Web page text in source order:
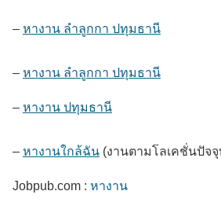
– หางาน ลำลูกกา ปทุมธานี
– หางาน ลำลูกกา ปทุมธานี
– หางาน ปทุมธานี
– หางานใกล้ฉัน (งานตามโลเคชั่นปัจ
Jobpub.com : หางาน